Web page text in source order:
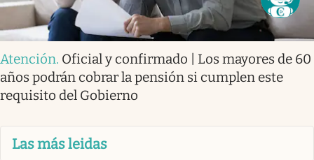
Atención. Oficial y confirmado | Los mayores de 60
años podrán cobrar la pensión si cumplen este
requisito del Gobierno
Las más leidas